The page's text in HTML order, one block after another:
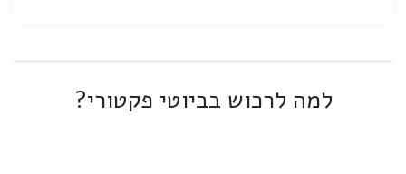
למה לרכוש בביוטי פקטורי?